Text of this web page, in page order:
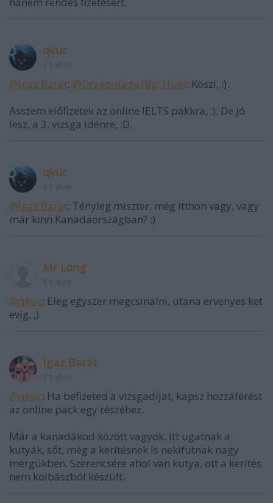
qkuc
@Igaz Barát: @Dragonlady (Bp, Hun): Köszi, :).
Asszem előfizetek az online IELTS pakkra, :). De jó
lesz, a 3. vizsga idénre, :D.
qkuc
@Igaz Barát: Tényleg miszter, még itthon vagy, vagy
már kinn Kanadaországban? :)
Mr Long
@qkuc: Eleg egyszer megcsinalni, utana ervenyes ket
evig. ;)
Igaz Barát
@qkuc: Ha befizeted a vizsgadíjat, kapsz hozzáférést
az online pack egy részéhez.
Már a kanadákod között vagyok. Itt ugatnak a
kutyák, sőt, még a kerítésnek is nekifutnak nagy
mérgükben. Szerencsére ahol van kutya, ott a kerítés
nem kolbászból készült.